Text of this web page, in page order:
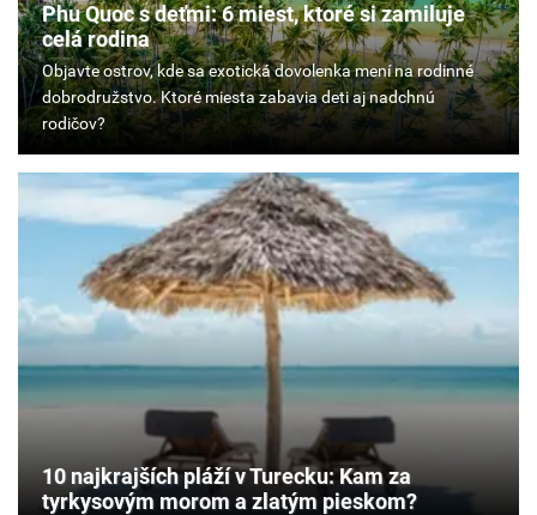
Phu Quoc s deťmi: 6 miest, ktoré si zamiluje
celá rodina
Objavte
ostrov,
kde
exotická
dovolenka
mení
rodinné
dobrodružstvo.
Ktoré
miesta
zabavia
nadchnú
rodičov?
10 najkrajších pláží v Turecku: Kam za
tyrkysovým morom a zlatým pieskom?